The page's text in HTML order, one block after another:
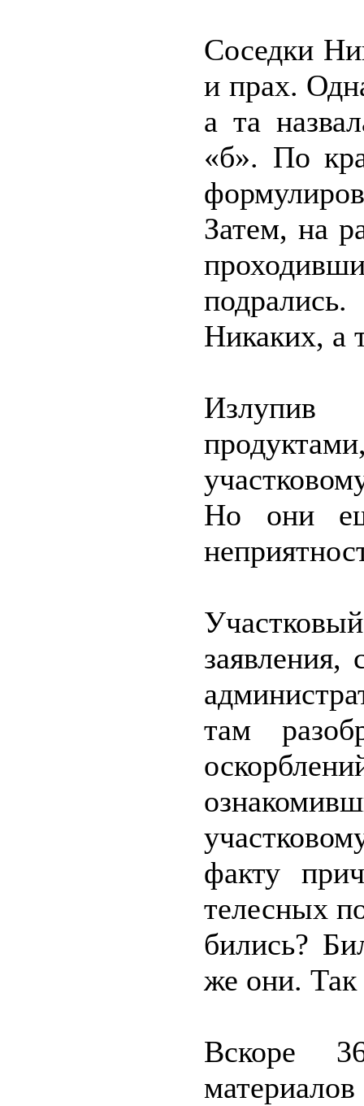
Соседки
и прах.
а та
«б». По
Затем, на
Никаких, а
Но они
заявления,
там
факту
телесных
бились?
же они. Так
Вскоре